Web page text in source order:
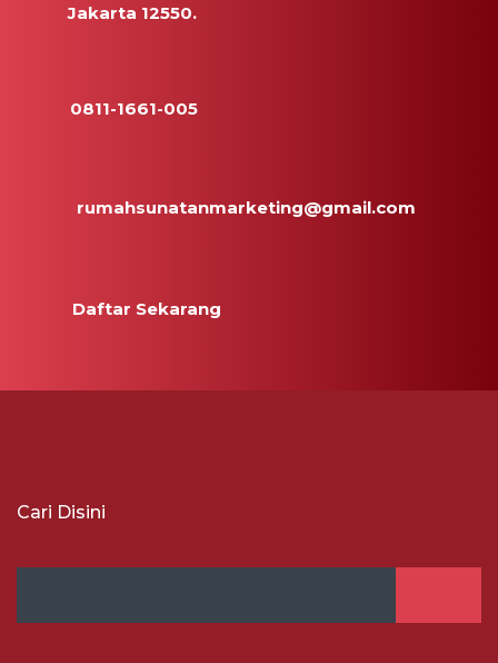
Jakarta 12550.
0811-1661-005
rumahsunatanmarketing@gmail.com
Daftar Sekarang
Cari Disini